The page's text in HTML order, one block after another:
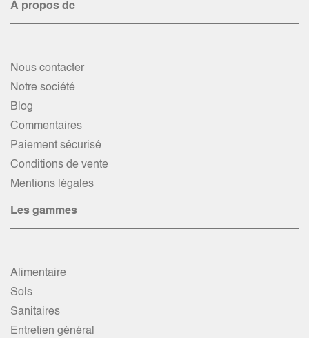
À propos de
Nous contacter
Notre société
Blog
Commentaires
Paiement sécurisé
Conditions de vente
Mentions légales
Les gammes
Alimentaire
Sols
Sanitaires
Entretien général